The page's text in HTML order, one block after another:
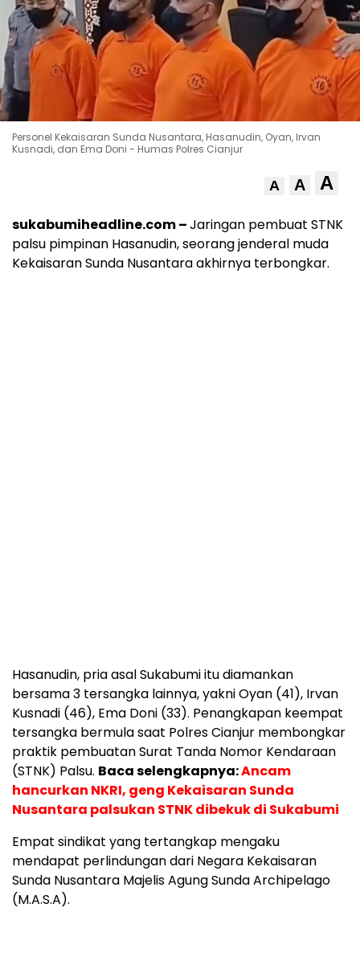
Personel Kekaisaran Sunda Nusantara, Hasanudin, Oyan, Irvan
Kusnadi, dan Ema Doni - Humas Polres Cianjur
A A A
sukabumiheadline.com –Jaringan pembuat STNK
palsu pimpinan Hasanudin, seorang jenderal muda
Kekaisaran Sunda Nusantara akhirnya terbongkar.
Hasanudin, pria asal Sukabumi itu diamankan
bersama 3 tersangka lainnya, yakni Oyan (41), Irvan
Kusnadi (46), Ema Doni (33). Penangkapan keempat
tersangka bermula saat Polres Cianjur membongkar
praktik pembuatan Surat Tanda Nomor Kendaraan
(STNK) Palsu. Baca selengkapnya:Ancam
hancurkan NKRI, geng Kekaisaran Sunda
Nusantara palsukan STNK dibekuk di Sukabumi
Empat sindikat yang tertangkap mengaku
mendapat perlindungan dari Negara Kekaisaran
Sunda Nusantara Majelis Agung Sunda Archipelago
(M.A.S.A).